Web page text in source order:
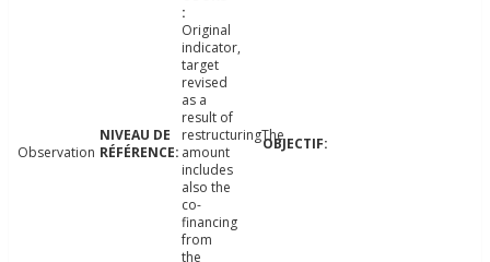
Observation
Original
indicator,
target
revised
as a
result of
restructuringThe
amount
includes
also the
co-
financing
from
the